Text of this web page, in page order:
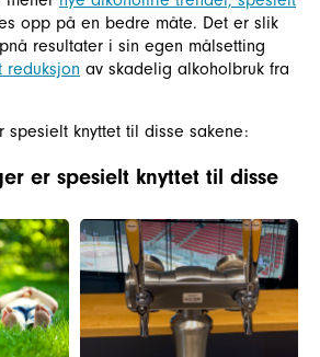
opp på en bedre måte. Det er slik
resultater i sin egen målsetting
reduksjon av skadelig alkoholbruk fra
spesielt knyttet til disse sakene:
er spesielt knyttet til disse